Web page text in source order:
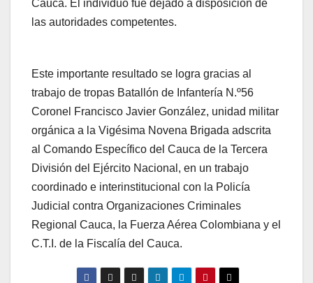
Cauca. El individuo fue dejado a disposición de
las autoridades competentes.
Este importante resultado se logra gracias al
trabajo de tropas Batallón de Infantería N.º56
Coronel Francisco Javier González, unidad militar
orgánica a la Vigésima Novena Brigada adscrita
al Comando Específico del Cauca de la Tercera
División del Ejército Nacional, en un trabajo
coordinado e interinstitucional con la Policía
Judicial contra Organizaciones Criminales
Regional Cauca, la Fuerza Aérea Colombiana y el
C.T.I. de la Fiscalía del Cauca.